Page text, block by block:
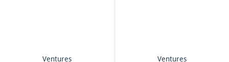
Ventures
Ventures